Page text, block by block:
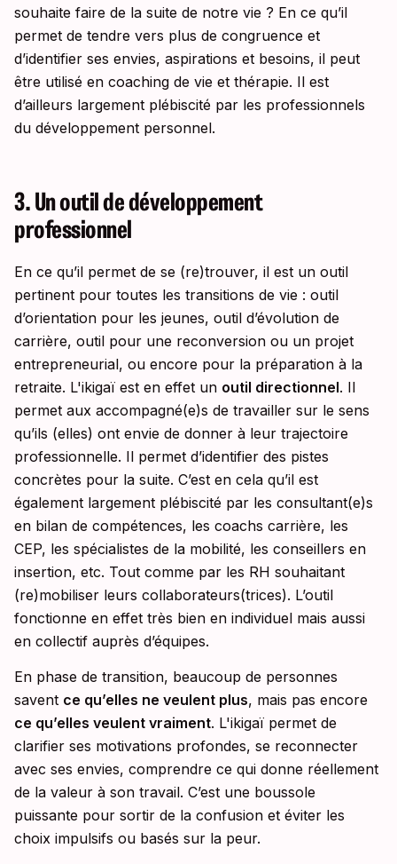
souhaite faire de la suite de notre vie ? En ce qu’il
permet de tendre vers plus de congruence et
d’identifier ses envies, aspirations et besoins, il peut
être utilisé en coaching de vie et thérapie. Il est
d’ailleurs largement plébiscité par les professionnels
du développement personnel.
3. Un outil de développement
professionnel
En ce qu’il permet de se (re)trouver, il est un outil
pertinent pour toutes les transitions de vie : outil
d’orientation pour les jeunes, outil d’évolution de
carrière, outil pour une reconversion ou un projet
entrepreneurial, ou encore pour la préparation à la
retraite. L'ikigaï est en effet un outil directionnel. Il
permet aux accompagné(e)s de travailler sur le sens
qu’ils (elles) ont envie de donner à leur trajectoire
professionnelle. Il permet d’identifier des pistes
concrètes pour la suite. C’est en cela qu’il est
également largement plébiscité par les consultant(e)s
en bilan de compétences, les coachs carrière, les
CEP, les spécialistes de la mobilité, les conseillers en
insertion, etc. Tout comme par les RH souhaitant
(re)mobiliser leurs collaborateurs(trices). L’outil
fonctionne en effet très bien en individuel mais aussi
en collectif auprès d’équipes.
En phase de transition, beaucoup de personnes
savent ce qu’elles ne veulent plus, mais pas encore
ce qu’elles veulent vraiment. L'ikigaï permet de
clarifier ses motivations profondes, se reconnecter
avec ses envies, comprendre ce qui donne réellement
de la valeur à son travail. C’est une boussole
puissante pour sortir de la confusion et éviter les
choix impulsifs ou basés sur la peur.